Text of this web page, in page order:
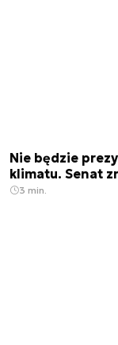
Nie będzie
klimatu. Senat
3 min.